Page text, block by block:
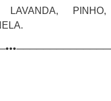
LAVANDA, PINHO,